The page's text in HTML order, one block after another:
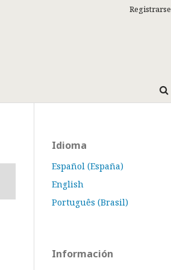
Registrarse
Idioma
Español (España)
English
Português (Brasil)
Información